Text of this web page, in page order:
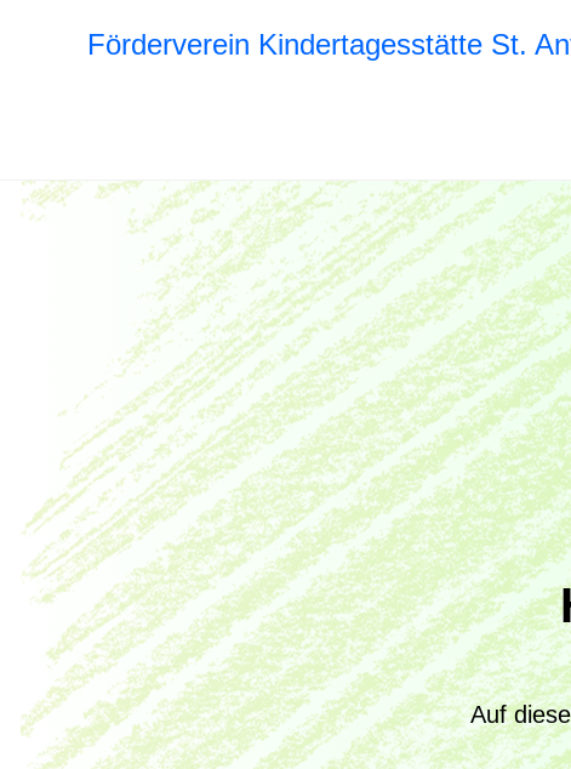
Förderverein Kindertagesstätte St.
Auf